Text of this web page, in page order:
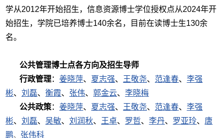
学从2012年开始招生，信息资源博士学位授权点从2024年开
始招生，学院已培养博士140余名，目前在读博士生130余
名。
公共管理博士点各方向及招生导师
行政管理：姜晓萍、 夏志强、 王敬尧、 范逢春、李强
彬、刘磊、衡霞、 张伟、郭金云、李晓梅
公共政策：姜晓萍、 夏志强、 王敬尧、 范逢春、李强
彬、刘磊、吴敏、刘润秋、 王卓、 罗哲、李丹、 罗亚玲、 唐
鹏、 张伟科